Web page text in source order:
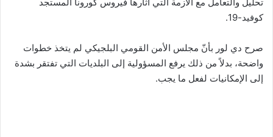
كوفيد-19.
صرح دي لور بأنّ مجلس الأمن القومي البلجيكي لم يتخذ خطوات
واضحة، بدلاً من ذلك يرفع المسؤولية إلى البلديات التي تفتقر بشدة
إلى الإمكانيات لفعل ما يجب.